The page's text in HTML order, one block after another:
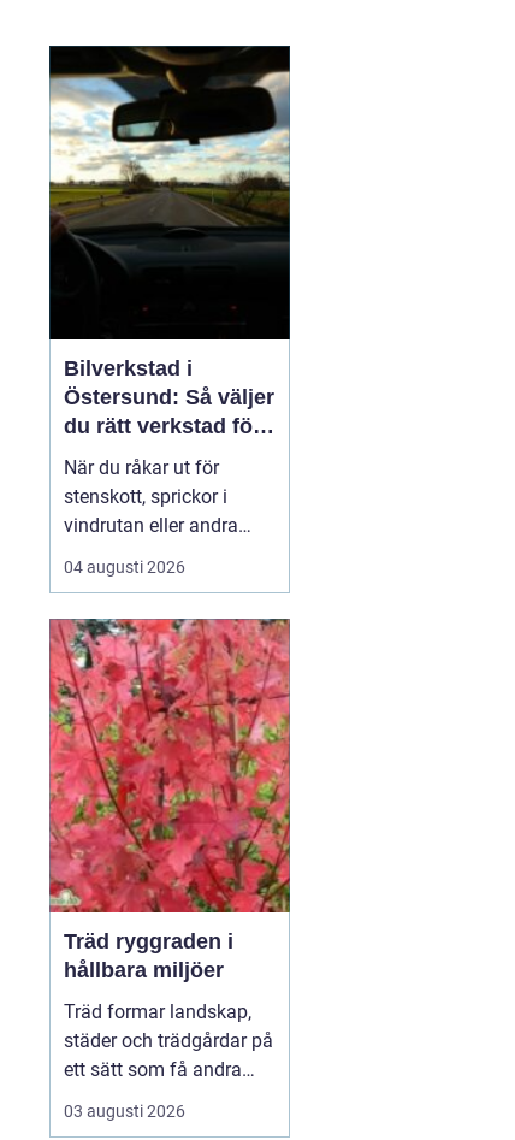
behöver säkra lyft och
flexibla transporter i
södra Sverige. När tunga
material ska bå...
Bilverkstad i
Östersund: Så väljer
du rätt verkstad för
glasskador
När du råkar ut för
stenskott, sprickor i
vindrutan eller andra
glasskador i Jämtland är
det viktigt att snabbt
vägförhållanden med
grus och kyla gör att
mindre bekymme...
04 augusti 2026
Träd ryggraden i
hållbara miljöer
Träd formar landskap,
städer och trädgårdar på
ett sätt som få andra
växter gör. De skapar
rum, ger skugga, dämpar
03 augusti 2026